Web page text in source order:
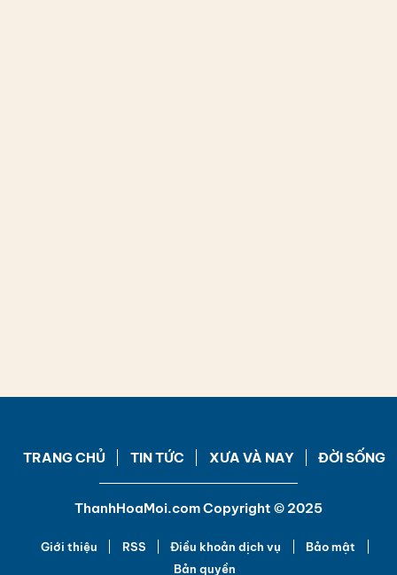
TRANG CHỦ TIN TỨC XƯA VÀ NAY ĐỜI SỐNG
ThanhHoaMoi.com Copyright © 2025
Giới thiệu RSS Điều khoản dịch vụ
Bảo mật
Bản quyền